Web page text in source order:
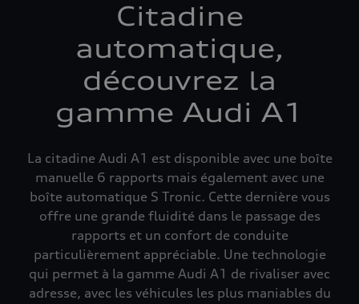
Citadine
automatique,
découvrez la
gamme Audi A1
La citadine Audi A1 est disponible avec une boîte
manuelle 6 rapports mais également avec une
boîte automatique S Tronic. Cette dernière vous
offre une grande fluidité dans le passage des
rapports et un confort de conduite
particulièrement appréciable. Une technologie
qui permet à la gamme Audi A1 de rivaliser avec
adresse, avec les véhicules les plus maniables du